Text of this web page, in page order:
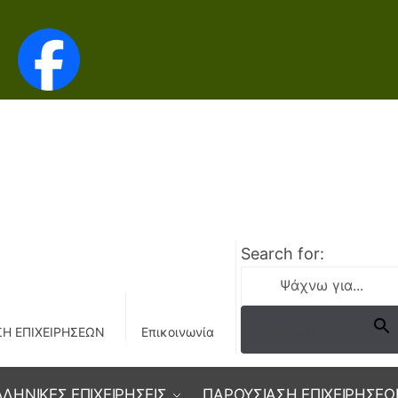
ΕΠΙΧΕΙΡΗΣΕΩΝ Επικοινωνία
Search for:
ΕΠΙΧΕΙΡΗΣΕΙΣ ΠΑΡΟΥΣΙΑΣΗ